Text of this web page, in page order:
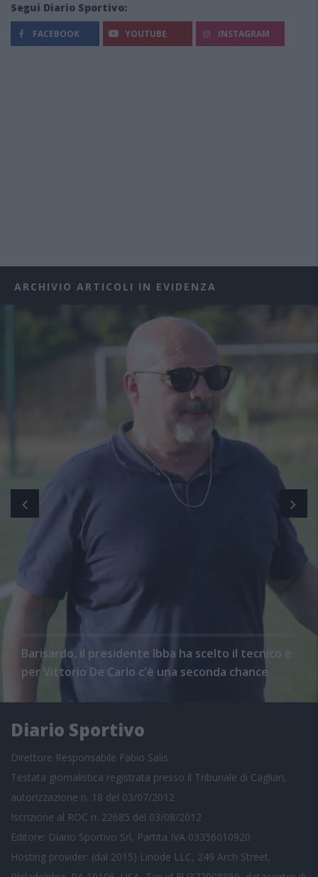
Segui Diario Sportivo:
FACEBOOK YOUTUBE INSTAGRAM
ARCHIVIO ARTICOLI IN EVIDENZA
Barisardo, il presidente Ibba ha scelto il tecnico e
per Vittorio De Carlo c'è una seconda chance
Diario Sportivo
Direttore Responsabile Fabio Salis
Testata giornalistica registrata presso il Tribunale di Cagliari,
autorizzazione n. 18 del 03/07/2012
Iscrizione al ROC n. 22685 del 03/08/2012
Editore: Diario Sportivo Srl, Partita IVA 03356010920
Hosting provider: (dal 2015) Linode LLC, 249 Arch Street,